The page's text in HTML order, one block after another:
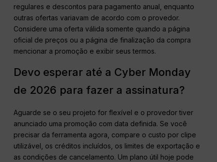
regulares e descontos para pagamento anual, enquanto
outras ofertas variavam de acordo com o provedor.
Considere uma oferta válida somente quando a página
oficial de preços ou a página de finalização da compra
mencionar a promoção e exibir seus termos.
Devo esperar até a Cyber Monday
de 2026 para fazer a assinatura?
Aguarde se o seu projeto for flexível e o provedor tiver
anunciado uma promoção com data definida. Se você
precisar da ferramenta agora, compare o custo por clipe
utilizável, os créditos incluídos, os limites de exportação e
as condições de cancelamento. Um plano útil hoje pode